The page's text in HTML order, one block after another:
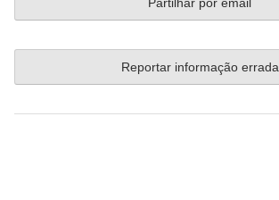
Reportar informação errada